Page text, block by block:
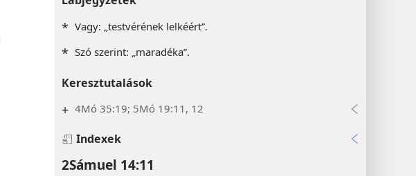
* Vagy: „testvérének lelkéért”.
* Szó szerint: „maradéka”.
Keresztutalások
+ 4Mó 35:19; 5Mó 19:11, 12
Indexek
2Sámuel 14:11